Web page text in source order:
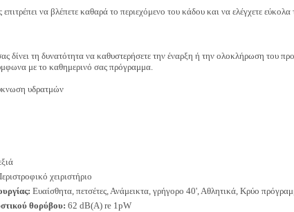
να βλέπετε καθαρά το περιεχόμενο του κάδου και να ελέγχετε
δίνει τη δυνατότητα να καθυστερήσετε την έναρξη ή την ολοκλήρωση του
με το καθημερινό σας πρόγραμμα.
υδρατμών
χειριστήριο
Ευαίσθητα, πετσέτες, Ανάμεικτα, γρήγορο 40', Αθλητικά, Κρύο
θορύβου: 62 dB(A) re 1pW